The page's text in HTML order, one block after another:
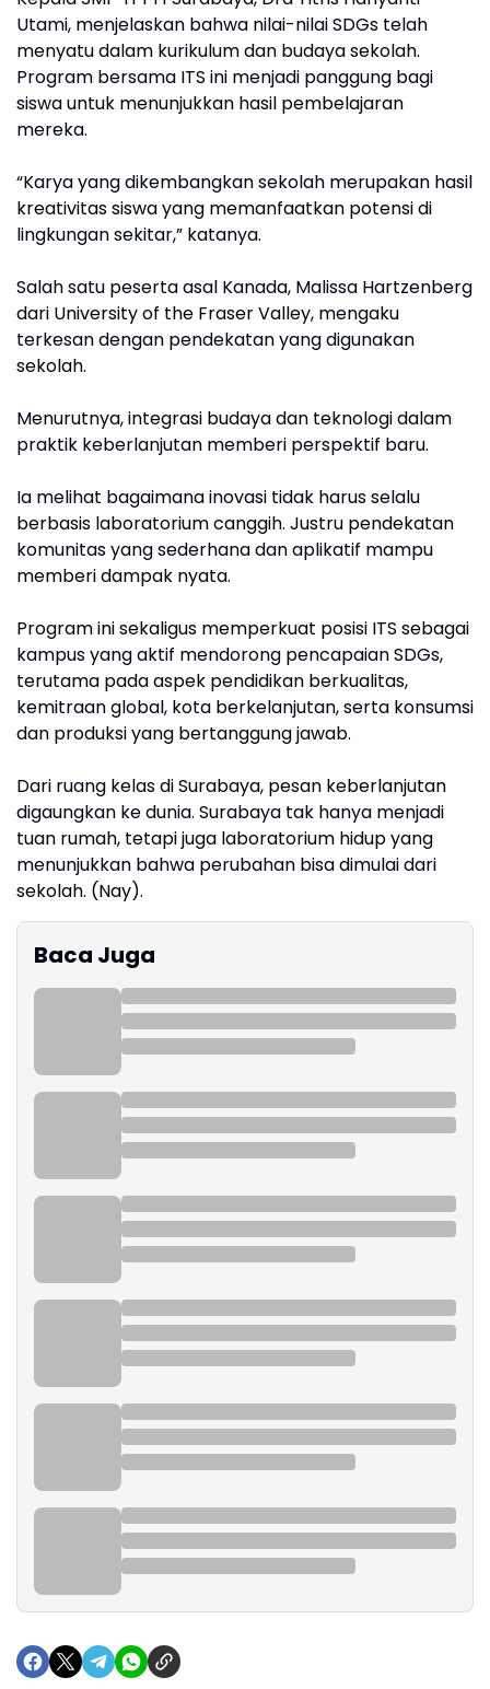
Utami, menjelaskan bahwa nilai-nilai SDGs telah
menyatu dalam kurikulum dan budaya sekolah.
Program bersama ITS ini menjadi panggung bagi
siswa untuk menunjukkan hasil pembelajaran
mereka.
“Karya yang dikembangkan sekolah merupakan hasil
kreativitas siswa yang memanfaatkan potensi di
lingkungan sekitar,” katanya.
Salah satu peserta asal Kanada, Malissa Hartzenberg
dari University of the Fraser Valley, mengaku
terkesan dengan pendekatan yang digunakan
sekolah.
Menurutnya, integrasi budaya dan teknologi dalam
praktik keberlanjutan memberi perspektif baru.
Ia melihat bagaimana inovasi tidak harus selalu
berbasis laboratorium canggih. Justru pendekatan
komunitas yang sederhana dan aplikatif mampu
memberi dampak nyata.
Program ini sekaligus memperkuat posisi ITS sebagai
kampus yang aktif mendorong pencapaian SDGs,
terutama pada aspek pendidikan berkualitas,
kemitraan global, kota berkelanjutan, serta konsumsi
dan produksi yang bertanggung jawab.
Dari ruang kelas di Surabaya, pesan keberlanjutan
digaungkan ke dunia. Surabaya tak hanya menjadi
tuan rumah, tetapi juga laboratorium hidup yang
menunjukkan bahwa perubahan bisa dimulai dari
sekolah. (Nay).
Baca Juga